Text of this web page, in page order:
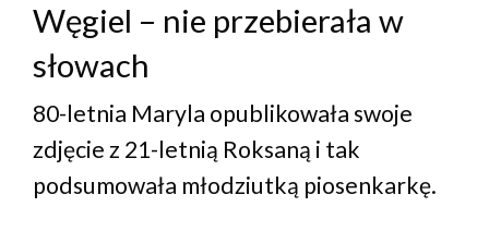
Węgiel – nie przebierała w
słowach
80-letnia Maryla opublikowała swoje
zdjęcie z 21-letnią Roksaną i tak
podsumowała młodziutką piosenkarkę.